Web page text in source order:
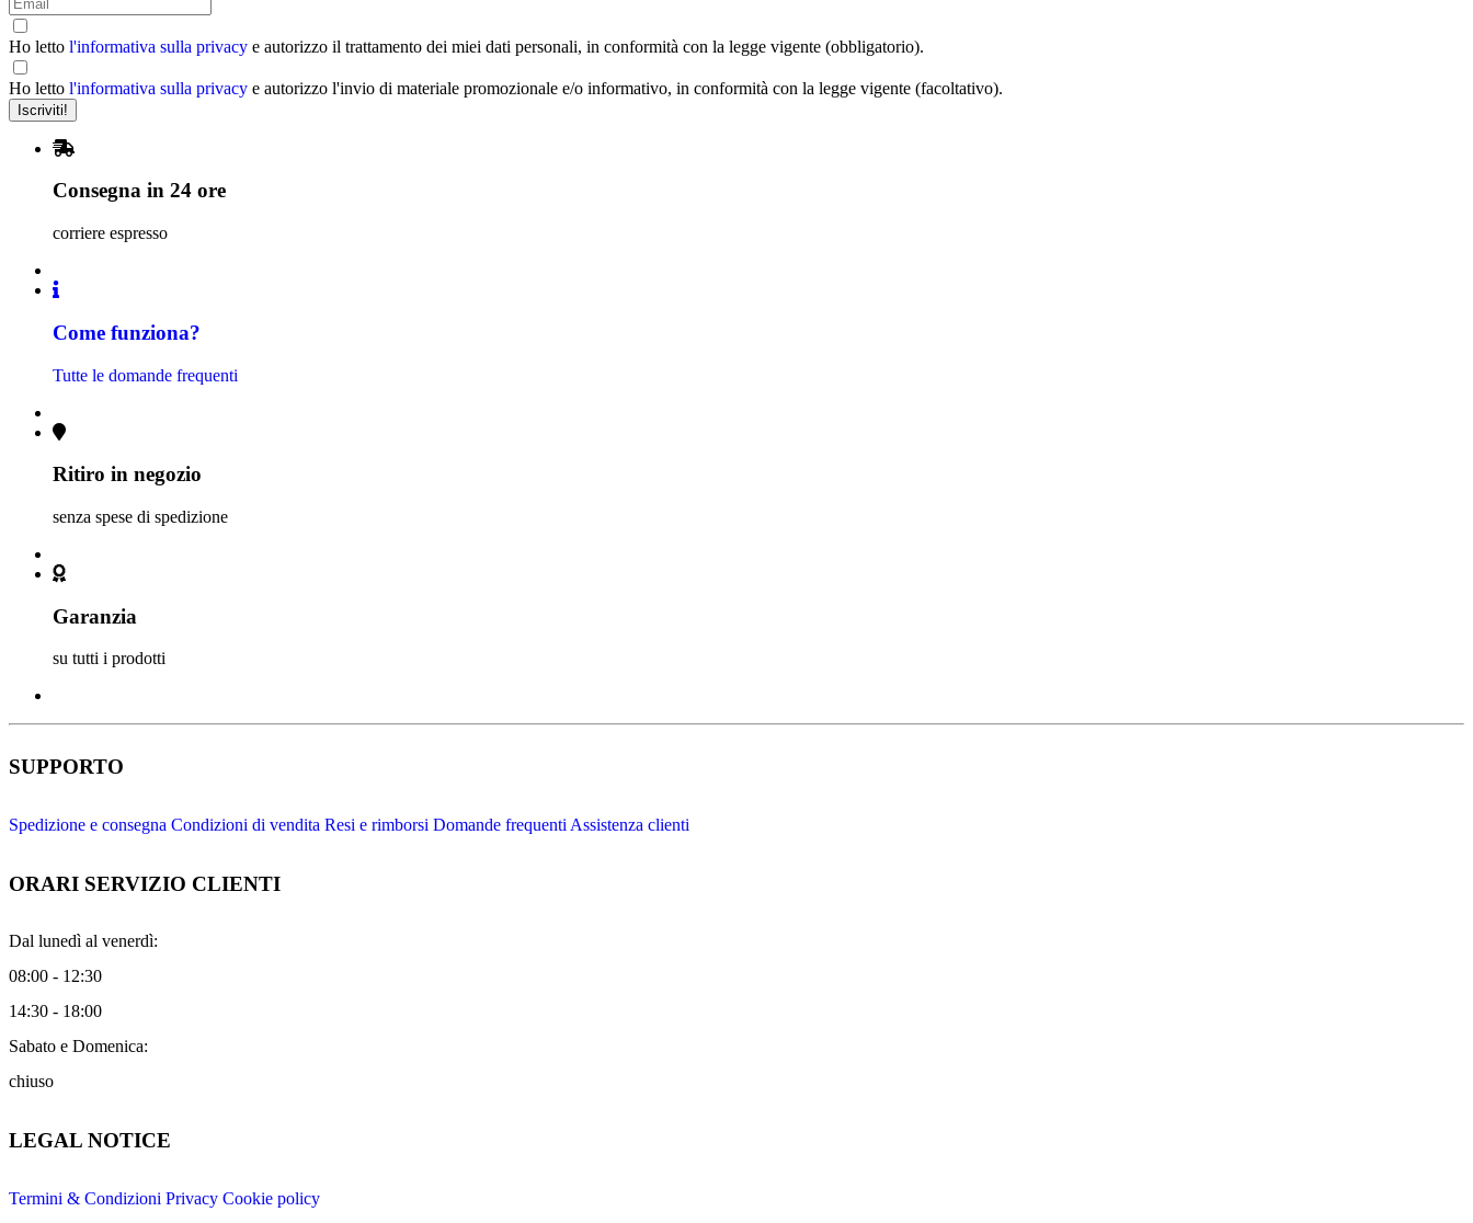
Ho letto l'informativa sulla privacy e autorizzo il trattamento dei miei dati personali, in conformità con la legge vigente (obbligatorio).
Ho letto l'informativa sulla privacy e autorizzo l'invio di materiale promozionale e/o informativo, in conformità con la legge vigente (facoltativo).
Consegna in 24 ore
corriere espresso
Come funziona?
Tutte le domande frequenti
Ritiro in negozio
senza spese di spedizione
Garanzia
su tutti i prodotti
SUPPORTO
Spedizione e consegna Condizioni di vendita Resi e rimborsi Domande frequenti Assistenza clienti
ORARI SERVIZIO CLIENTI
Dal lunedì al venerdì:
08:00 - 12:30
14:30 - 18:00
Sabato e Domenica:
chiuso
LEGAL NOTICE
Termini & Condizioni Privacy Cookie policy